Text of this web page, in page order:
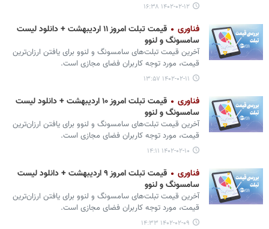
۱۴۰۲-۰۲-۱۲ ۱۶:۳۸
فناوری
قیمت تبلت امروز ۱۱ اردیبهشت + دانلود لیست
سامسونگ و لنوو
آخرین قیمت تبلت‌های سامسونگ و لنوو برای یافتن ارزان‌ترین
قیمت، مورد توجه کاربران فضای مجازی است.
۱۴۰۲-۰۲-۱۱ ۱۳:۵۷
فناوری
قیمت تبلت امروز ۱۰ اردیبهشت + دانلود لیست
سامسونگ و لنوو
آخرین قیمت تبلت‌های سامسونگ و لنوو برای یافتن ارزان‌ترین
قیمت، مورد توجه کاربران فضای مجازی است.
۱۴۰۲-۰۲-۱۰ ۱۴:۱۱
فناوری
قیمت تبلت امروز ۹ اردیبهشت + دانلود لیست
سامسونگ و لنوو
آخرین قیمت تبلت‌های سامسونگ و لنوو برای یافتن ارزان‌ترین
قیمت، مورد توجه کاربران فضای مجازی است.
۱۴۰۲-۰۲-۰۹ ۱۴:۳۳